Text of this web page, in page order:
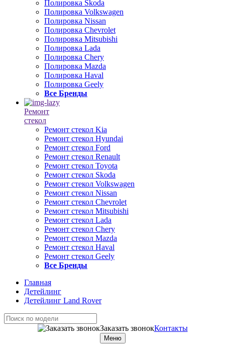
Полировка Skoda
Полировка Volkswagen
Полировка Nissan
Полировка Chevrolet
Полировка Mitsubishi
Полировка Lada
Полировка Chery
Полировка Mazda
Полировка Haval
Полировка Geely
Все Бренды
Ремонт
стекол
Ремонт стекол Kia
Ремонт стекол Hyundai
Ремонт стекол Ford
Ремонт стекол Renault
Ремонт стекол Toyota
Ремонт стекол Skoda
Ремонт стекол Volkswagen
Ремонт стекол Nissan
Ремонт стекол Chevrolet
Ремонт стекол Mitsubishi
Ремонт стекол Lada
Ремонт стекол Chery
Ремонт стекол Mazda
Ремонт стекол Haval
Ремонт стекол Geely
Все Бренды
Главная
Детейлинг
Детейлинг Land Rover
Заказать звонокКонтакты
Меню